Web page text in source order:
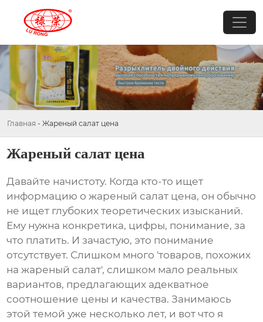
Главная - Жареный салат цена
Жареный салат цена
Давайте начистоту. Когда кто-то ищет
информацию ожареный салат цена, он обычно
не ищет глубоких теоретических изысканий.
Ему нужна конкретика, цифры, понимание, за
что платить. И зачастую, это понимание
отсутствует. Слишком много 'товаров, похожих
на жареный салат', слишком мало реальных
вариантов, предлагающих адекватное
соотношение цены и качества. Занимаюсь
этой темой уже несколько лет, и вот что я